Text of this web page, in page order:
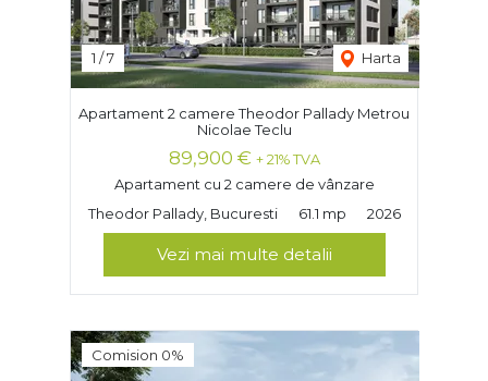
1 /7 Harta
Apartament 2 camere Theodor Pallady Metrou
Nicolae Teclu
89,900 € + 21% TVA
Apartament cu 2 camere de vânzare
Theodor Pallady, Bucuresti
61.1 mp 2026
Vezi mai multe detalii
Comision 0%